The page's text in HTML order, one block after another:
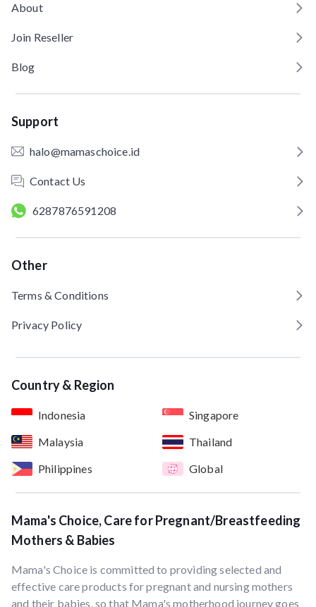
About
Join Reseller
Blog
Support
halo@mamaschoice.id
Contact Us
6287876591208
Other
Terms & Conditions
Privacy Policy
Country & Region
Indonesia
Singapore
Malaysia
Thailand
Philippines
Global
Mama's Choice, Care for Pregnant/Breastfeeding
Mothers & Babies
Mama's Choice is committed to providing selected and
effective care products for pregnant and nursing mothers
and their babies, so that Mama's motherhood journey goes